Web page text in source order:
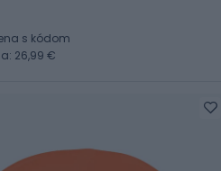
s kódom
26,99 €